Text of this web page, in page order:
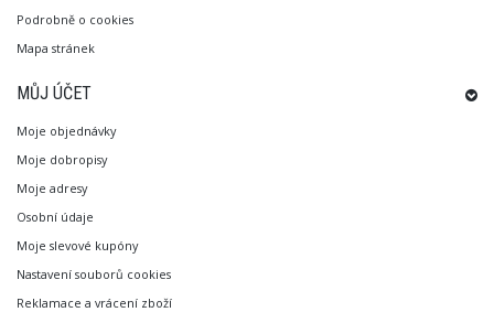
Podrobně o cookies
Mapa stránek
MŮJ ÚČET
Moje objednávky
Moje dobropisy
Moje adresy
Osobní údaje
Moje slevové kupóny
Nastavení souborů cookies
Reklamace a vrácení zboží